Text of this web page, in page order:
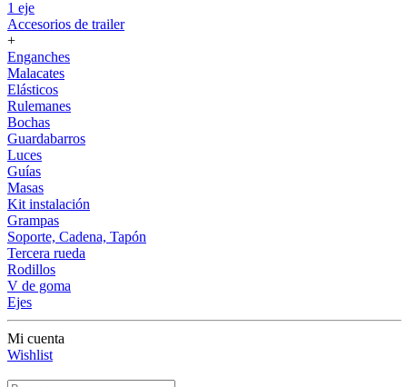
1 eje
Accesorios de trailer
+
Enganches
Malacates
Elásticos
Rulemanes
Bochas
Guardabarros
Luces
Guías
Masas
Kit instalación
Grampas
Soporte, Cadena, Tapón
Tercera rueda
Rodillos
V de goma
Ejes
Mi cuenta
Wishlist